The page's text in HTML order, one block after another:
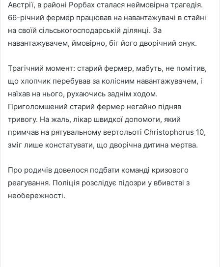
Австрії, в районі Рорбах сталася неймовірна трагедія.
66-річний фермер працював на навантажувачі в стайні
на своїй сільськогосподарській ділянці. За
навантажувачем, ймовірно, біг його дворічний онук.
Трагічний момент: старий фермер, мабуть, не помітив,
що хлопчик перебував за колісним навантажувачем, і
наїхав на нього, рухаючись заднім ходом.
Приголомшений старий фермер негайно підняв
тривогу. На жаль, лікар швидкої допомоги, який
примчав на рятувальному вертольоті Christophorus 10,
зміг лише констатувати, що дворічна дитина мертва.
Про родичів довелося подбати команді кризового
реагування. Поліція розслідує підозри у вбивстві з
необережності.